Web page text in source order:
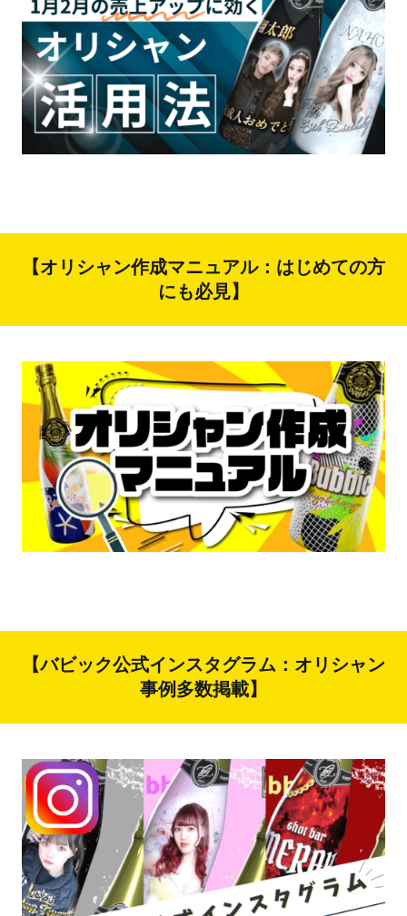
【オリシャン作成マニュアル：はじめての方
にも必見】
【バビック公式インスタグラム：オリシャン
事例多数掲載】